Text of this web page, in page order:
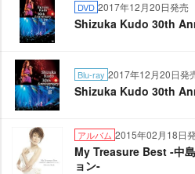
DVD 2017年12月20日発売
Shizuka Kudo 30th
Blu-ray 2017年12月20日発
Shizuka Kudo 30th
アルバム 2015年02月18日
My Treasure Best -中
ョン-